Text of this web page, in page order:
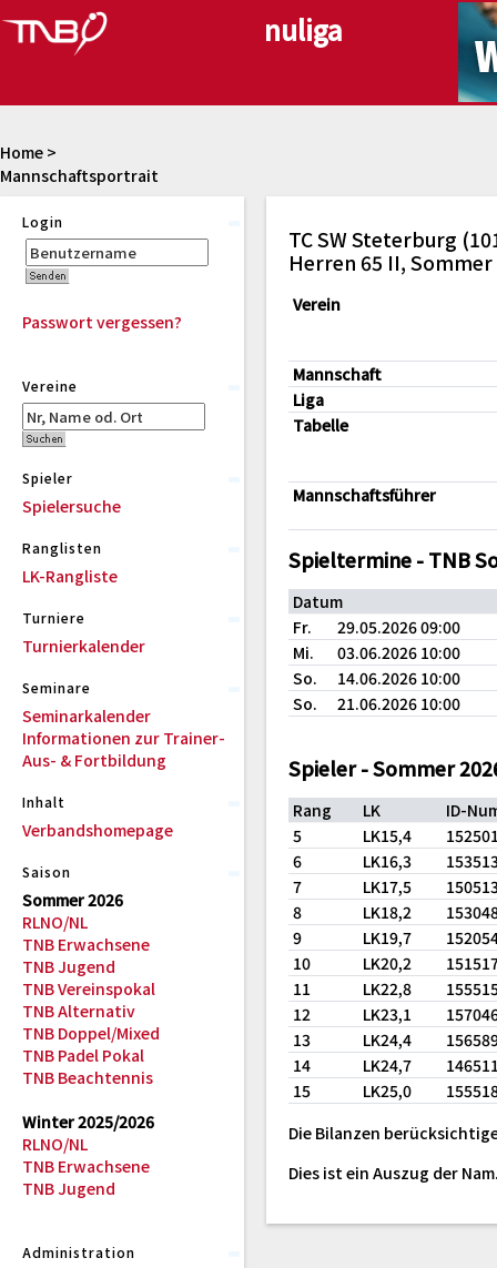
Mannschaftsportrait
Home >
Login
Passwort vergessen?
Vereine
Spieler
Spielersuche
Ranglisten
LK-Rangliste
Turniere
Turnierkalender
Seminare
Seminarkalender
Informationen zur Trainer-
Aus- & Fortbildung
Inhalt
Verbandshomepage
Saison
Sommer 2026
RLNO/NL
TNB Erwachsene
TNB Jugend
TNB Vereinspokal
TNB Alternativ
TNB Doppel/Mixed
TNB Padel Pokal
TNB Beachtennis
Winter 2025/2026
RLNO/NL
TNB Erwachsene
TNB Jugend
Administration
TC SW Steterburg
Herren 65 II, Sommer
Verein
Mannschaft
Liga
Tabelle
Mannschaftsführer
Spieltermine - TNB
Datum
Fr.
29.05.2026 09:00
Mi.
03.06.2026 10:00
So.
14.06.2026 10:00
So.
21.06.2026 10:00
Spieler - Sommer
Rang LK
ID-
5
LK15,4
6
LK16,3
7
LK17,5
8
LK18,2
9
LK19,7
10
LK20,2
11
LK22,8
12
LK23,1
13
LK24,4
14
LK24,7
15
LK25,0
Die Bilanzen
Dies ist ein Auszug der